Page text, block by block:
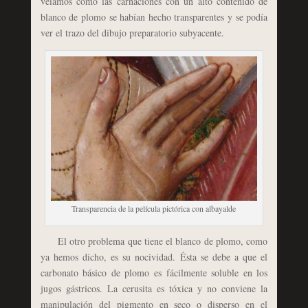
blanco de plomo se habían hecho transparentes y se podía
ver el trazo del dibujo preparatorio subyacente.
Transparencia de la película pictórica con albayalde
El otro problema que tiene el blanco de plomo, como
ya hemos dicho, es su nocividad. Ésta se debe a que el
carbonato básico de plomo es fácilmente soluble en los
jugos gástricos. La cerusita es tóxica y no conviene la
manipulación del pigmento en seco o disperso en el